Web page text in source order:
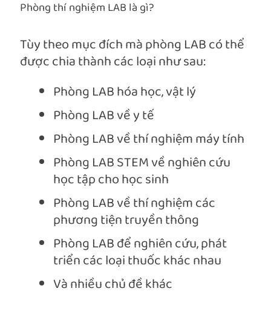
Phòng thí nghiệm LAB là gì?
Tùy theo mục đích mà phòng LAB có thể
được chia thành các loại như sau:
Phòng LAB hóa học, vật lý
Phòng LAB về y tế
Phòng LAB về thí nghiệm máy tính
Phòng LAB STEM về nghiên cứu
học tập cho học sinh
Phòng LAB về thí nghiệm các
phương tiện truyền thông
Phòng LAB để nghiên cứu, phát
triển các loại thuốc khác nhau
Và nhiều chủ đề khác